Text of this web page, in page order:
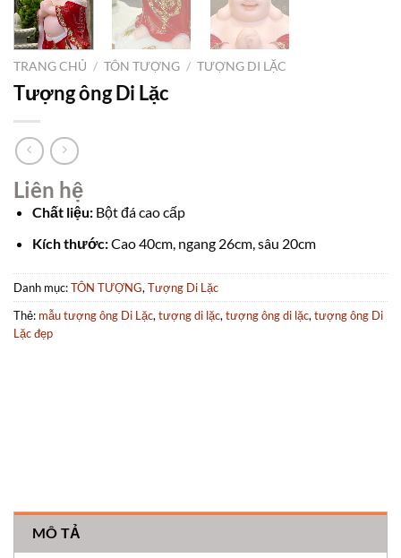
TRANG CHỦ / TÔN TƯỢNG / TƯỢNG DI LẶC
Tượng ông Di Lặc
Liên hệ
Chất liệu:Bột đá cao cấp
Kích thước:Cao 40cm, ngang 26cm, sâu 20cm
Danh mục:TÔN TƯỢNG, Tượng Di Lặc
Thẻ: mẫu tượng ông Di Lặc, tượng di lặc, tượng ông di lặc, tượng ông Di
Lặc đẹp
MÔ TẢ